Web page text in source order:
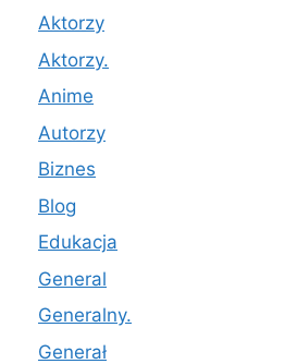
Aktorzy
Aktorzy.
Anime
Autorzy
Biznes
Blog
Edukacja
General
Generalny.
Generał